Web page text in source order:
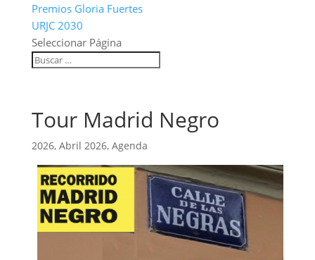
Premios Gloria Fuertes
URJC 2030
Seleccionar Página
Tour Madrid Negro
2026, Abril 2026, Agenda